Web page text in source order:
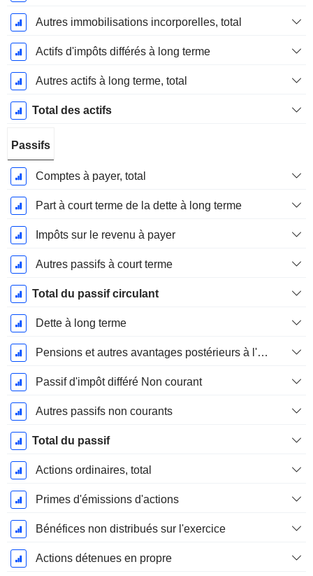
Autres immobilisations incorporelles, total
Actifs d'impôts différés à long terme
Autres actifs à long terme, total
Total des actifs
Passifs
Comptes à payer, total
Part à court terme de la dette à long terme
Impôts sur le revenu à payer
Autres passifs à court terme
Total du passif circulant
Dette à long terme
Pensions et autres avantages postérieurs à l'emploi
Passif d'impôt différé Non courant
Autres passifs non courants
Total du passif
Actions ordinaires, total
Primes d'émissions d'actions
Bénéfices non distribués sur l'exercice
Actions détenues en propre